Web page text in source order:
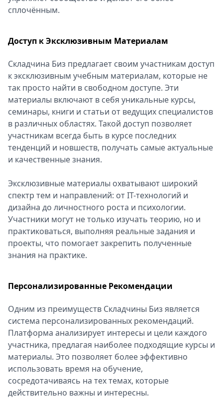
сплочённым.
Доступ к Эксклюзивным Материалам
Складчина Биз предлагает своим участникам доступ
к эксклюзивным учебным материалам, которые не
так просто найти в свободном доступе. Эти
материалы включают в себя уникальные курсы,
семинары, книги и статьи от ведущих специалистов
в различных областях. Такой доступ позволяет
участникам всегда быть в курсе последних
тенденций и новшеств, получать самые актуальные
и качественные знания.
Эксклюзивные материалы охватывают широкий
спектр тем и направлений: от IT-технологий и
дизайна до личностного роста и психологии.
Участники могут не только изучать теорию, но и
практиковаться, выполняя реальные задания и
проекты, что помогает закрепить полученные
знания на практике.
Персонализированные Рекомендации
Одним из преимуществ Складчины Биз является
система персонализированных рекомендаций.
Платформа анализирует интересы и цели каждого
участника, предлагая наиболее подходящие курсы и
материалы. Это позволяет более эффективно
использовать время на обучение,
сосредотачиваясь на тех темах, которые
действительно важны и интересны.